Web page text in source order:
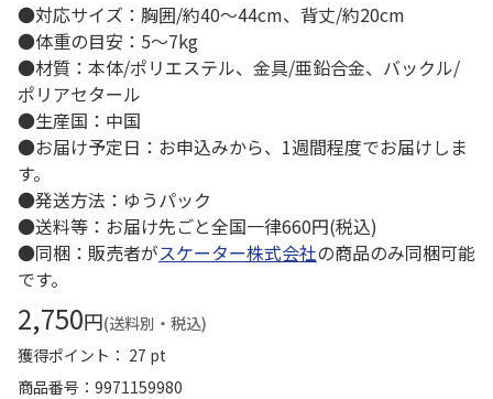
●対応サイズ：胸囲/約40～44cm、背丈/約20cm
●体重の目安：5～7kg
●材質：本体/ポリエステル、金具/亜鉛合金、バックル/
ポリアセタール
●生産国：中国
●お届け予定日：お申込みから、1週間程度でお届けしま
す。
●発送方法：ゆうパック
●送料等：お届け先ごと全国一律660円(税込)
●同梱：販売者がスケーター株式会社の商品のみ同梱可能
です。
2,750円(送料別・税込)
獲得ポイント： 27 pt
商品番号
9971159980